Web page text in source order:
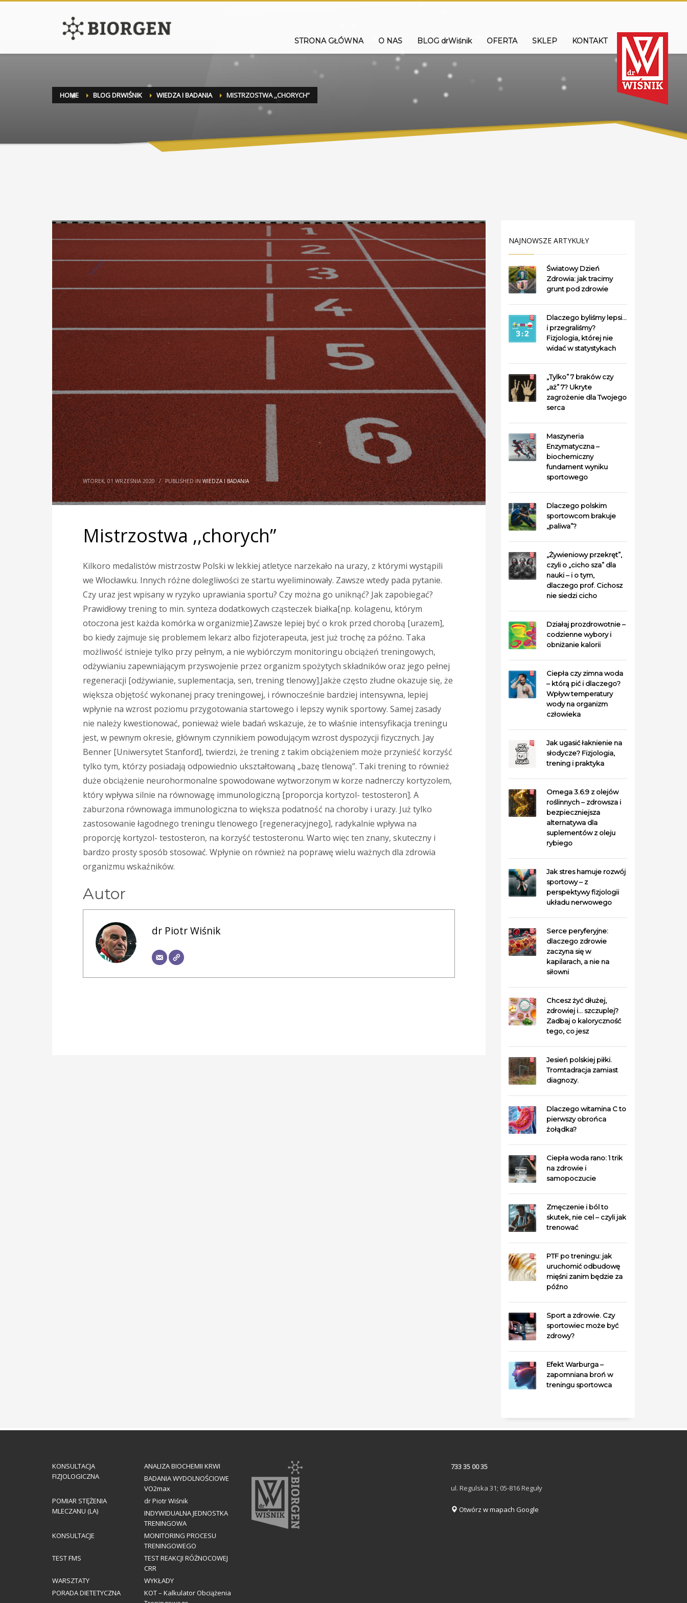
STRONA GŁÓWNA O NAS BLOG drWiśnik OFERTA SKLEP KONTAKT
HOME BLOG DRWIŚNIK WIEDZA I BADANIA MISTRZOSTWA ,,CHORYCH”
WTOREK, 01 WRZEŚNIA 2020 / PUBLISHED INWIEDZA I BADANIA
Mistrzostwa ,,chorych”
Kilkoro medalistów mistrzostw Polski w lekkiej atletyce narzekało na urazy, z którymi wystąpili
we Włocławku. Innych różne dolegliwości ze startu wyeliminowały. Zawsze wtedy pada pytanie.
Czy uraz jest wpisany w ryzyko uprawiania sportu? Czy można go uniknąć? Jak zapobiegać?
Prawidłowy trening to min. synteza dodatkowych cząsteczek białka[np. kolagenu, którym
otoczona jest każda komórka w organizmie].Zawsze lepiej być o krok przed chorobą [urazem],
bo kiedy zajmuje się problemem lekarz albo fizjoterapeuta, jest już trochę za późno. Taka
możliwość istnieje tylko przy pełnym, a nie wybiórczym monitoringu obciążeń treningowych,
odżywianiu zapewniającym przyswojenie przez organizm spożytych składników oraz jego pełnej
regeneracji [odżywianie, suplementacja, sen, trening tlenowy].Jakże często złudne okazuje się, że
większa objętość wykonanej pracy treningowej, i równocześnie bardziej intensywna, lepiej
wpłynie na wzrost poziomu przygotowania startowego i lepszy wynik sportowy. Samej zasady
nie należy kwestionować, ponieważ wiele badań wskazuje, że to właśnie intensyfikacja treningu
jest, w pewnym okresie, głównym czynnikiem powodującym wzrost dyspozycji fizycznych. Jay
Benner [Uniwersytet Stanford], twierdzi, że trening z takim obciążeniem może przynieść korzyść
tylko tym, którzy posiadają odpowiednio ukształtowaną „bazę tlenową”. Taki trening to również
duże obciążenie neurohormonalne spowodowane wytworzonym w korze nadnerczy kortyzolem,
który wpływa silnie na równowagę immunologiczną [proporcja kortyzol- testosteron]. A
zaburzona równowaga immunologiczna to większa podatność na choroby i urazy. Już tylko
zastosowanie łagodnego treningu tlenowego [regeneracyjnego], radykalnie wpływa na
proporcję kortyzol- testosteron, na korzyść testosteronu. Warto więc ten znany, skuteczny i
bardzo prosty sposób stosować. Wpłynie on również na poprawę wielu ważnych dla zdrowia
organizmu wskaźników.
Autor
dr Piotr Wiśnik
NAJNOWSZE ARTYKUŁY
Światowy Dzień
Zdrowia: jak tracimy
grunt pod zdrowie
Dlaczego byliśmy lepsi…
i przegraliśmy?
Fizjologia, której nie
widać w statystykach
„Tylko” 7 braków czy
„aż” 7? Ukryte
zagrożenie dla Twojego
serca
Maszyneria
Enzymatyczna –
biochemiczny
fundament wyniku
sportowego
Dlaczego polskim
sportowcom brakuje
„paliwa”?
„Żywieniowy przekręt”,
czyli o „cicho sza” dla
nauki – i o tym,
dlaczego prof. Cichosz
nie siedzi cicho
Działaj prozdrowotnie –
codzienne wybory i
obniżanie kalorii
Ciepła czy zimna woda
– którą pić i dlaczego?
Wpływ temperatury
wody na organizm
człowieka
Jak ugasić łaknienie na
słodycze? Fizjologia,
trening i praktyka
Omega 3.6.9 z olejów
roślinnych – zdrowsza i
bezpieczniejsza
alternatywa dla
suplementów z oleju
rybiego
Jak stres hamuje rozwój
sportowy – z
perspektywy fizjologii
układu nerwowego
Serce peryferyjne:
dlaczego zdrowie
zaczyna się w
kapilarach, a nie na
siłowni
Chcesz żyć dłużej,
zdrowiej i… szczuplej?
Zadbaj o kaloryczność
tego, co jesz
Jesień polskiej piłki.
Tromtadracja zamiast
diagnozy.
Dlaczego witamina C to
pierwszy obrońca
żołądka?
Ciepła woda rano: 1 trik
na zdrowie i
samopoczucie
Zmęczenie i ból to
skutek, nie cel – czyli jak
trenować
PTF po treningu: jak
uruchomić odbudowę
mięśni zanim będzie za
późno
Sport a zdrowie. Czy
sportowiec może być
zdrowy?
Efekt Warburga –
zapomniana broń w
treningu sportowca
KONSULTACJA
FIZJOLOGICZNA
ANALIZA BIOCHEMII KRWI
BADANIA WYDOLNOŚCIOWE
VO2max
POMIAR STĘŻENIA
MLECZANU (LA)
dr Piotr Wiśnik
INDYWIDUALNA JEDNOSTKA
TRENINGOWA
KONSULTACJE
MONITORING PROCESU
TRENINGOWEGO
TEST FMS
TEST REAKCJI RÓŻNOCOWEJ
CRR
WARSZTATY
WYKŁADY
PORADA DIETETYCZNA
KOT – Kalkulator Obciążenia
733 35 00 35
ul. Regulska 31; 05-816 Reguły
Otwórz w mapach Google